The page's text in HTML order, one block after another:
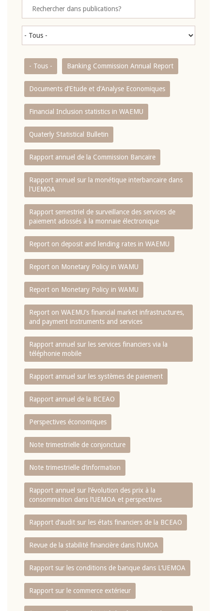
- Tous - Banking Commission Annual Report
Documents d’Etude et d’Analyse Economiques
Financial Inclusion statistics in WAEMU
Quaterly Statistical Bulletin
Rapport annuel de la Commission Bancaire
Rapport annuel sur la monétique interbancaire dans
l'UEMOA
Rapport semestriel de surveillance des services de
paiement adossés à la monnaie électronique
Report on deposit and lending rates in WAEMU
Report on Monetary Policy in WAMU
Report on Monetary Policy in WAMU
Report on WAEMU’s financial market infrastructures,
and payment instruments and services
Rapport annuel sur les services financiers via la
téléphonie mobile
Rapport annuel sur les systèmes de paiement
Rapport annuel de la BCEAO
Perspectives économiques
Note trimestrielle de conjoncture
Note trimestrielle d‘information
Rapport annuel sur l‘évolution des prix à la
consommation dans l‘UEMOA et perspectives
Rapport d‘audit sur les états financiers de la BCEAO
Revue de la stabilité financière dans l‘UMOA
Rapport sur les conditions de banque dans L‘UEMOA
Rapport sur le commerce extérieur